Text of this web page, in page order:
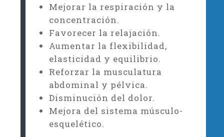
Mejorar la respiración y la
concentración.
Favorecer la relajación.
Aumentar la flexibilidad,
elasticidad y equilibrio.
Reforzar la musculatura
abdominal y pélvica.
Disminución del dolor.
Mejora del sistema músculo-
esquelético.